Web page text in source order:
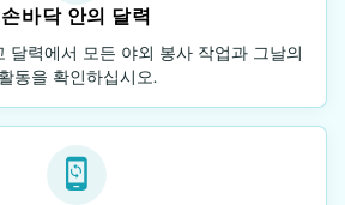
손바닥 안의 달력
달력에서 모든 야외 봉사 작업과 그날의
활동을 확인하십시오.